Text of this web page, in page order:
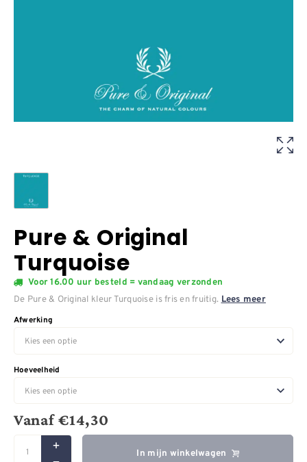
Pure & Original
Turquoise
Voor 16.00 uur besteld = vandaag verzonden
De Pure & Original kleur Turquoise is fris en fruitig. Lees meer
Afwerking
Hoeveelheid
Vanaf€14,30
In mijn winkelwagen